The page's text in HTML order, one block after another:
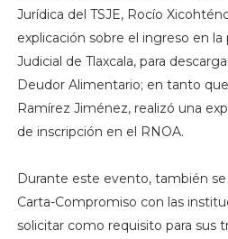
Jurídica del TSJE, Rocío
explicación sobre el ingreso en
Judicial de Tlaxcala, para
Deudor Alimentario; en tanto
Ramírez Jiménez, realizó una
de inscripción en el RNOA.
Durante este evento, también
Carta-Compromiso con las
solicitar como requisito para sus